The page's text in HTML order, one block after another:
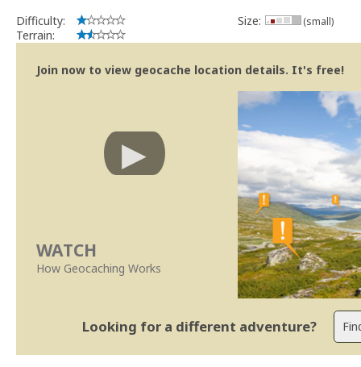
Se no local existe algum container, por favor recolha-o a fim
Obrigado
[b] btreviewer [/b]
[url=http://support.groundspeak.com/
Difficulty:
Terrain:
Size: (small)
Join now to view geocache location details. It's free!
WATCH
How Geocaching Works
Looking for a different adventure?